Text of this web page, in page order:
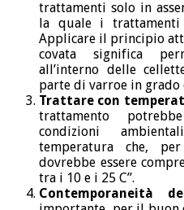
trattamenti solo in
la quale i
Applicare il principio
covata significa
all’interno delle
parte di varroe in
Trattare con
trattamento
condizioni
temperatura che,
dovrebbe essere
tra i 10 e i 25 C”.
Contemporaneità